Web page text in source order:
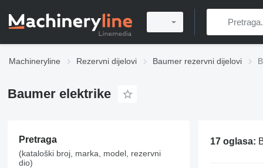
Machineryline Rezervni dijelovi Baumer rezervni dijelovi
Baumer elektrike
Pretraga
(kataloški broj, marka, model, rezervni
dio)
17 oglasa: